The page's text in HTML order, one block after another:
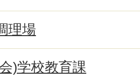
理場
)学校教育課